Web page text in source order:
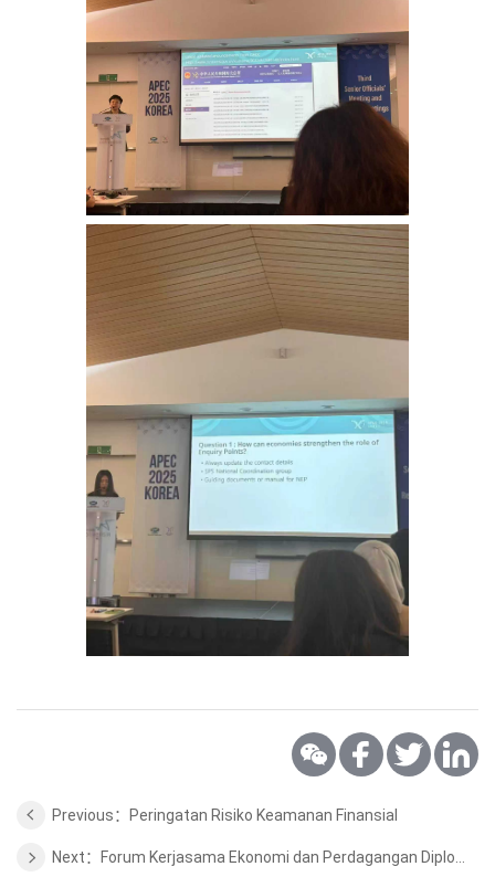
Previous：Peringatan Risiko Keamanan Finansial